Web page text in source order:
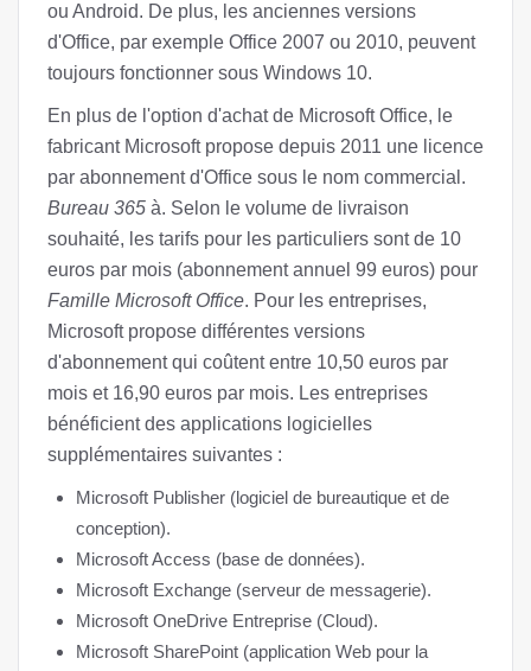
ou Android. De plus, les anciennes versions
d'Office, par exemple Office 2007 ou 2010, peuvent
toujours fonctionner sous Windows 10.
En plus de l'option d'achat de Microsoft Office, le
fabricant Microsoft propose depuis 2011 une licence
par abonnement d'Office sous le nom commercial.
Bureau 365 à. Selon le volume de livraison
souhaité, les tarifs pour les particuliers sont de 10
euros par mois (abonnement annuel 99 euros) pour
Famille Microsoft Office. Pour les entreprises,
Microsoft propose différentes versions
d'abonnement qui coûtent entre 10,50 euros par
mois et 16,90 euros par mois. Les entreprises
bénéficient des applications logicielles
supplémentaires suivantes :
Microsoft Publisher (logiciel de bureautique et de
conception).
Microsoft Access (base de données).
Microsoft Exchange (serveur de messagerie).
Microsoft OneDrive Entreprise (Cloud).
Microsoft SharePoint (application Web pour la